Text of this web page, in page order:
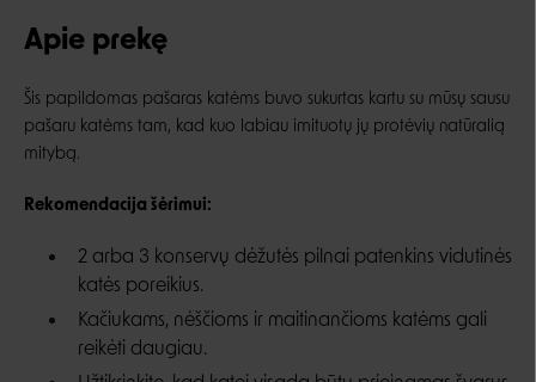
Apie prekę
Šis papildomas pašaras katėms buvo sukurtas kartu su mūsų sausu
pašaru katėms tam, kad kuo labiau imituotų jų protėvių natūralią
mitybą.
Rekomendacija šėrimui:
2 arba 3 konservų dėžutės pilnai patenkins vidutinės
katės poreikius.
Kačiukams, nėščioms ir maitinančioms katėms gali
reikėti daugiau.